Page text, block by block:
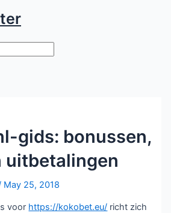
gids: bonussen,
uitbetalingen
May 25, 2018
voor https://kokobet.eu/ richt zich